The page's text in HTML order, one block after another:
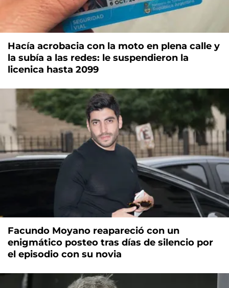
Hacía acrobacia con la moto en plena calle y
la subía a las redes: le suspendieron la
licenica hasta 2099
Facundo Moyano reapareció con un
enigmático posteo tras días de silencio por
el episodio con su novia